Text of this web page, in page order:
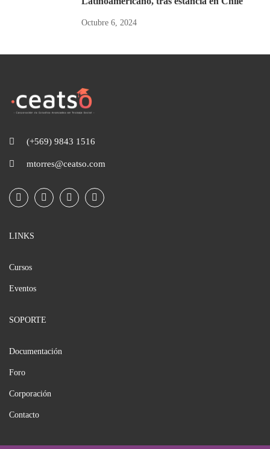
Octubre 6, 2024
(+569) 9843 1516
mtorres@ceatso.com
LINKS
Cursos
Eventos
SOPORTE
Documentación
Foro
Corporación
Contacto